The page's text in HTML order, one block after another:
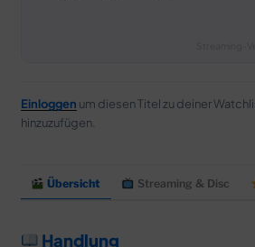
Einloggen um diesen Titel zu deiner
hinzuzufügen.
Übersicht Streaming & Disc
Handlung